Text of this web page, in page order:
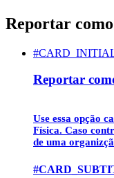
Reportar
Reportar
Use essa opção
Física. Caso
de uma